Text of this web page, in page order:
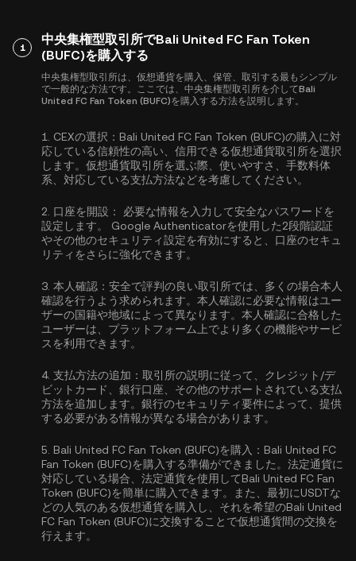
1
中央集権型取引所でBali United FC Fan Token
(BUFC)を購入する
中央集権型取引所は、仮想通貨を購入、保管、取引する最もシンプル
で一般的な方法です。ここでは、中央集権型取引所を介してBali
United FC Fan Token (BUFC)を購入する方法を説明します。
1. CEXの選択： Bali United FC Fan Token (BUFC)の購入に対
応している信頼性の高い、信用できる仮想通貨取引所を選択
します。仮想通貨取引所を選ぶ際、使いやすさ、手数料体
系、対応している支払方法などを考慮してください。
2. 口座を開設： 必要な情報を入力して安全なパスワードを
設定します。 Google Authenticatorを使用した2段階認証
やその他のセキュリティ設定を有効にすると、口座のセキュ
リティをさらに強化できます。
3. 本人確認： 安全で評判の良い取引所では、多くの場合本人
確認を行うよう求められます。本人確認に必要な情報はユー
ザーの国籍や地域によって異なります。本人確認に合格した
ユーザーは、プラットフォーム上でより多くの機能やサービ
スを利用できます。
4. 支払方法の追加： 取引所の説明に従って、クレジット/デ
ビットカード、銀行口座、その他のサポートされている支払
方法を追加します。銀行のセキュリティ要件によって、提供
する必要がある情報が異なる場合があります。
5. Bali United FC Fan Token (BUFC)を購入： Bali United FC
Fan Token (BUFC)を購入する準備ができました。法定通貨に
対応している場合、法定通貨を使用してBali United FC Fan
Token (BUFC)を簡単に購入できます。また、最初にUSDTな
どの人気のある仮想通貨を購入し、それを希望のBali United
FC Fan Token (BUFC)に交換することで仮想通貨間の交換を
行えます。